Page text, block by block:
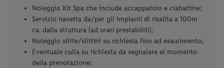
Noleggio Kit Spa che include accappatoio e ciabattine;
Servizio navetta da/per gli impianti di risalita a 100m
ca. dalla struttura (ad orari prestabiliti);
Noleggio slitte/slittini su richiesta fino ad esaurimento;
Eventuale culla su richiesta da segnalare al momento
della prenotazione;